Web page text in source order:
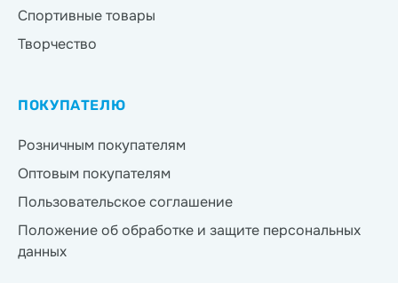
Спортивные товары
Творчество
ПОКУПАТЕЛЮ
Розничным покупателям
Оптовым покупателям
Пользовательское соглашение
Положение об обработке и защите персональных
данных